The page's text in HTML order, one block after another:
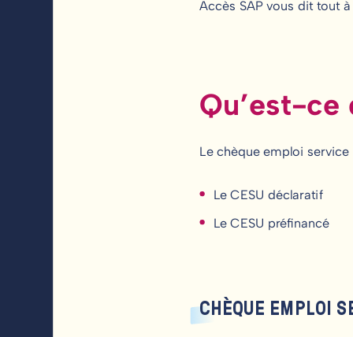
Accès SAP vous dit tout
Qu’est-
Le chèque emploi
Le CESU déclaratif
Le CESU préfinancé
CHÈQUE EMPLOI